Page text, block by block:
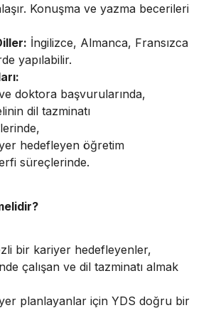
Konuşma ve yazma becerileri
İngilizce, Almanca, Fransızca
yapılabilir.
doktora başvurularında,
dil tazminatı
hedefleyen öğretim
süreçlerinde.
bir kariyer hedefleyenler,
çalışan ve dil tazminatı almak
planlayanlar için YDS doğru bir